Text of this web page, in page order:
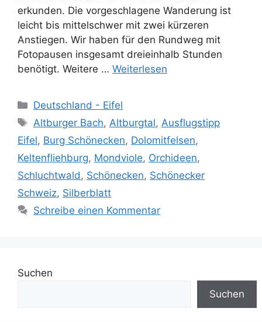
erkunden. Die vorgeschlagene Wanderung ist
leicht bis mittelschwer mit zwei kürzeren
Anstiegen. Wir haben für den Rundweg mit
Fotopausen insgesamt dreieinhalb Stunden
benötigt. Weitere … Weiterlesen
Kategorien
Deutschland - Eifel
Schlagwörter
Altburger Bach,Altburgtal,Ausflugstipp
Eifel, Burg Schönecken, Dolomitfelsen,
Keltenfliehburg, Mondviole, Orchideen,
Schluchtwald, Schönecken, Schönecker
Schweiz, Silberblatt
Schreibe einen Kommentar
Suchen
Suchen